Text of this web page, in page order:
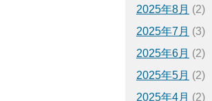
2025年8月 (2)
2025年7月 (3)
2025年6月 (2)
2025年5月 (2)
2025年4月 (2)